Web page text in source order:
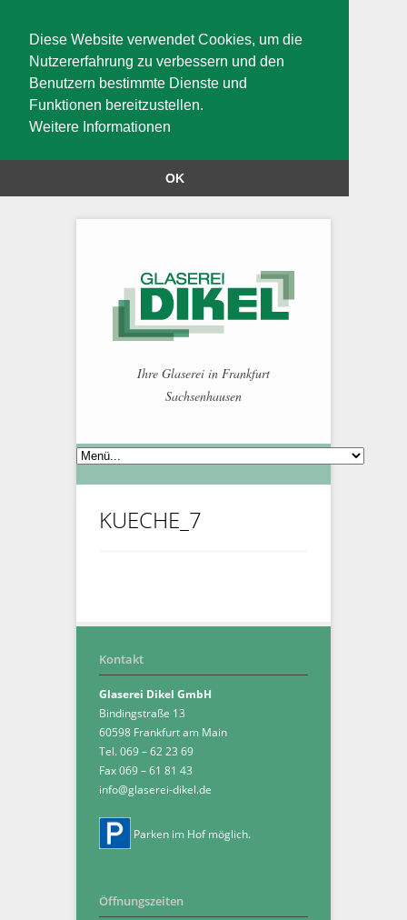
Diese Website verwendet Cookies, um die
Nutzererfahrung zu verbessern und den
Benutzern bestimmte Dienste und
Funktionen bereitzustellen.
Weitere Informationen
OK
Ihre Glaserei in Frankfurt
Sachsenhausen
KUECHE_7
Kontakt
Glaserei Dikel GmbH
Bindingstraße 13
60598 Frankfurt am Main
Tel. 069 – 62 23 69
Fax 069 – 61 81 43
info@glaserei-dikel.de
Parken im Hof möglich.
Öffnungszeiten